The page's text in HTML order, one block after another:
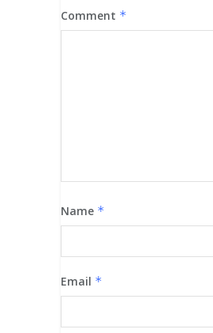
Comment *
Name *
Email *